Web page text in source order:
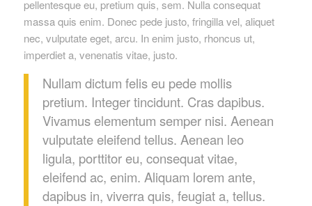
pellentesque eu, pretium quis, sem. Nulla consequat
massa quis enim. Donec pede justo, fringilla vel, aliquet
nec, vulputate eget, arcu. In enim justo, rhoncus ut,
imperdiet a, venenatis vitae, justo.
Nullam dictum felis eu pede mollis
pretium. Integer tincidunt. Cras dapibus.
Vivamus elementum semper nisi. Aenean
vulputate eleifend tellus. Aenean leo
ligula, porttitor eu, consequat vitae,
eleifend ac, enim. Aliquam lorem ante,
dapibus in, viverra quis, feugiat a, tellus.